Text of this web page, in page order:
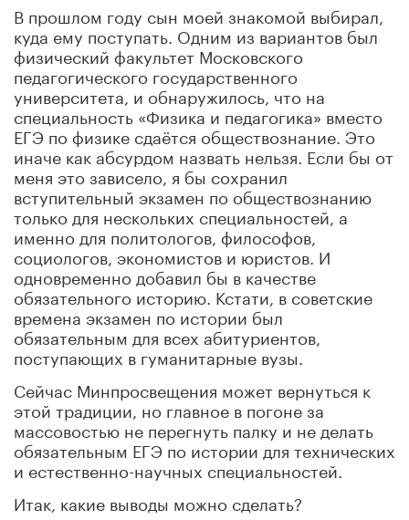
В прошлом году сын моей знакомой выбирал,
куда ему поступать. Одним из вариантов был
физический факультет Московского
педагогического государственного
университета, и обнаружилось, что на
специальность «Физика и педагогика» вместо
ЕГЭ по физике сдаётся обществознание. Это
иначе как абсурдом назвать нельзя. Если бы от
меня это зависело, я бы сохранил
вступительный экзамен по обществознанию
только для нескольких специальностей, а
именно для политологов, философов,
социологов, экономистов и юристов. И
одновременно добавил бы в качестве
обязательного историю. Кстати, в советские
времена экзамен по истории был
обязательным для всех абитуриентов,
поступающих в гуманитарные вузы.
Сейчас Минпросвещения может вернуться к
этой традиции, но главное в погоне за
массовостью не перегнуть палку и не делать
обязательным ЕГЭ по истории для технических
и естественно-научных специальностей.
Итак, какие выводы можно сделать?